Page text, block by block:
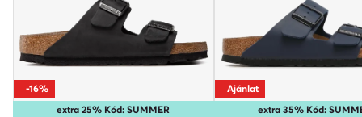
extra 25% Kód: SUMMER
-16%
extra 35% Kód:
Ajánlat